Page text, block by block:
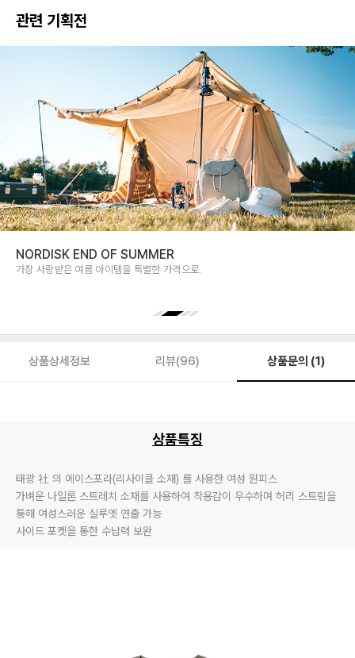
관련 기획전
NORDISK END OF SUMMER
가장 사랑받은 여름 아이템을 특별한 가격으로.
상품상세정보 리뷰(96) 상품문의 (1)
상품특징
태광 社 의 에이스포라(리사이클 소재) 를 사용한 여성 원피스
가벼운 나일론 스트레치 소재를 사용하여 착용감이 우수하며 허리 스트링을
통해 여성스러운 실루엣 연출 가능
사이드 포켓을 통한 수납력 보완